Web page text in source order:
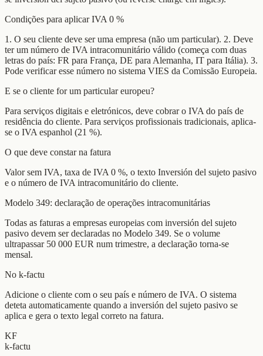
Condições para aplicar IVA 0 %
1. O seu cliente deve ser uma empresa (não um particular). 2. Deve
ter um número de IVA intracomunitário válido (começa com duas
letras do país: FR para França, DE para Alemanha, IT para Itália). 3.
Pode verificar esse número no sistema VIES da Comissão Europeia.
E se o cliente for um particular europeu?
Para serviços digitais e eletrónicos, deve cobrar o IVA do país de
residência do cliente. Para serviços profissionais tradicionais, aplica-
se o IVA espanhol (21 %).
O que deve constar na fatura
Valor sem IVA, taxa de IVA 0 %, o texto Inversión del sujeto pasivo
e o número de IVA intracomunitário do cliente.
Modelo 349: declaração de operações intracomunitárias
Todas as faturas a empresas europeias com inversión del sujeto
pasivo devem ser declaradas no Modelo 349. Se o volume
ultrapassar 50 000 EUR num trimestre, a declaração torna-se
mensal.
No k-factu
Adicione o cliente com o seu país e número de IVA. O sistema
deteta automaticamente quando a inversión del sujeto pasivo se
aplica e gera o texto legal correto na fatura.
KF
k-factu